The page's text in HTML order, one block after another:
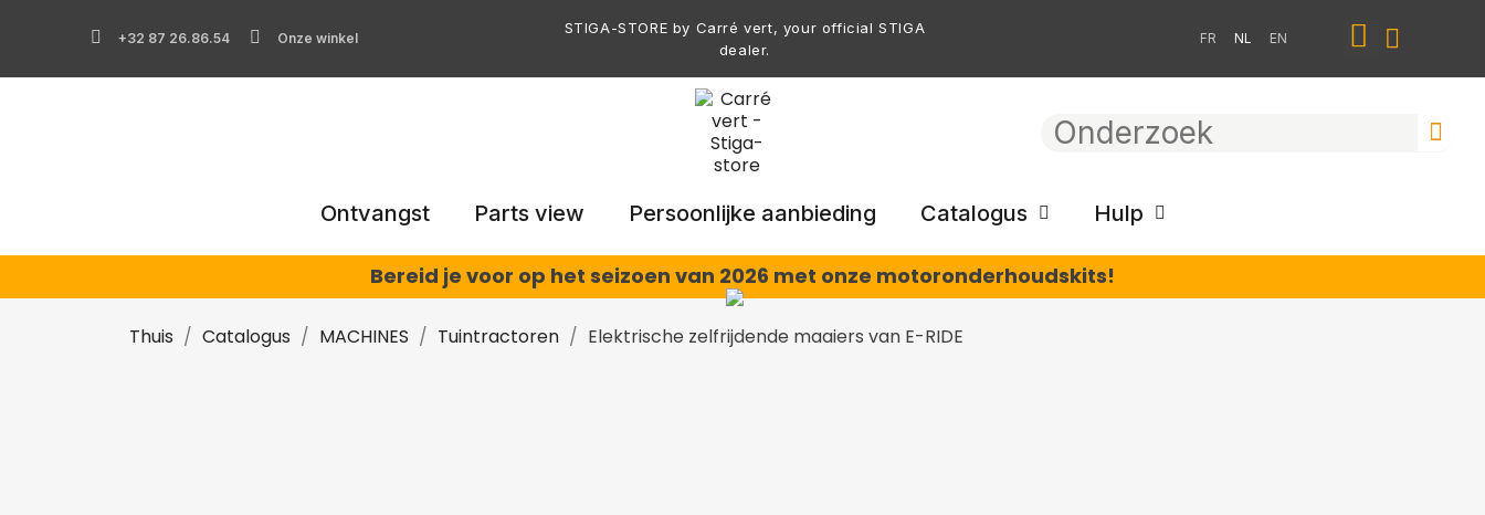
+32 87 26.86.54 Onze winkel
STIGA-STORE by Carré vert, your official STIGA
dealer.
FR NL EN
Ontvangst Parts view Persoonlijke aanbieding Catalogus Hulp
Bereid je voor op het seizoen van 2026 met onze motoronderhoudskits!
Thuis Catalogus MACHINES Tuintractoren Elektrische zelfrijdende maaiers van E-RIDE